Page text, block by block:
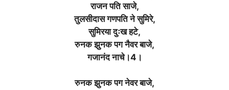
राजन पति साजे,
तुलसीदास गणपति ने सुमिरे,
सुमिरया दुःख हटे,
रुनक झुनक पग नैवर बाजे,
गजानंद नाचे।4।
रुनक झुनक पग नेवर बाजे,